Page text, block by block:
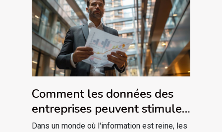
Comment les données des
entreprises peuvent stimuler
la croissance commerciale
Dans un monde où l'information est reine, les